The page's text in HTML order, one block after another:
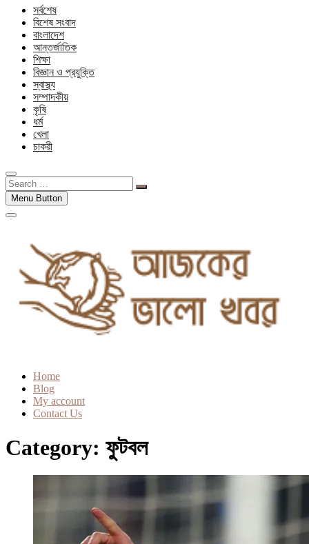
সর্বশেষ
বিশেষ সংবাদ
বাংলাদেশ
আন্তর্জাতিক
শিক্ষা
বিজ্ঞান ও প্রযুক্তি
স্বাস্থ্য
সম্পাদকীয়
কৃষি
ধর্ম
খেলা
চাকরী
Search
…Menu Button
Home
Blog
My account
Contact Us
Category: ফুটবল